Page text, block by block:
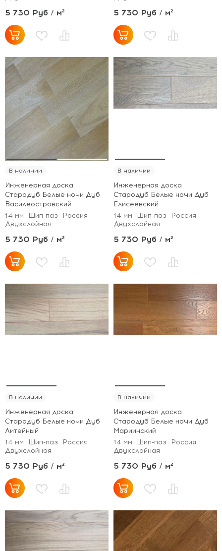
5 730 Руб / м² 5 730 Руб / м²
В наличии
Инженерная доска
Стародуб Белые ночи Дуб
Василеостровский
14 мм
Шип-паз
Россия
Двухслойная
5 730 Руб / м²
В наличии
Инженерная доска
Стародуб Белые ночи Дуб
Елисеевский
14 мм
Шип-паз
Россия
Двухслойная
5 730 Руб / м²
В наличии
Инженерная доска
Стародуб Белые ночи Дуб
Литейный
14 мм
Шип-паз
Россия
Двухслойная
5 730 Руб / м²
В наличии
Инженерная доска
Стародуб Белые ночи Дуб
Мариинский
14 мм
Шип-паз
Россия
Двухслойная
5 730 Руб / м²